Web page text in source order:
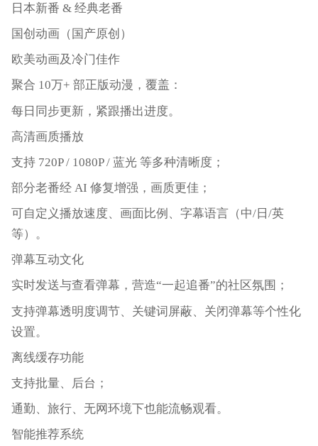
日本新番 & 经典老番
国创动画（国产原创）
欧美动画及冷门佳作
聚合 10万+ 部正版动漫，覆盖：
每日同步更新，紧跟播出进度。
高清画质播放
支持 720P / 1080P / 蓝光 等多种清晰度；
部分老番经 AI 修复增强，画质更佳；
可自定义播放速度、画面比例、字幕语言（中/日/英
等）。
弹幕互动文化
实时发送与查看弹幕，营造“一起追番”的社区氛围；
支持弹幕透明度调节、关键词屏蔽、关闭弹幕等个性化
设置。
离线缓存功能
支持批量、后台；
通勤、旅行、无网环境下也能流畅观看。
智能推荐系统